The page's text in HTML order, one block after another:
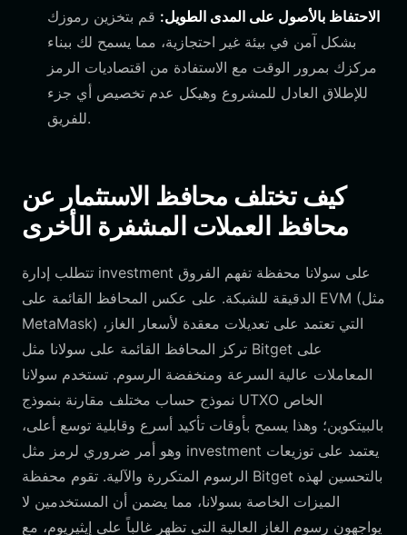
الاحتفاظ بالأصول على المدى الطويل: قم بتخزين رموزك
بشكل آمن في بيئة غير احتجازية، مما يسمح لك ببناء
مركزك بمرور الوقت مع الاستفادة من اقتصاديات الرمز
للإطلاق العادل للمشروع وهيكل عدم تخصيص أي جزء
للفريق.
كيف تختلف محافظ الاستثمار عن
محافظ العملات المشفرة الأخرى
investment
الدقيقة للشبكة. على عكس المحافظ القائمة على EVM (مثل
MetaMask) التي تعتمد على تعديلات معقدة لأسعار الغاز،
تركز المحافظ القائمة على سولانا مثل Bitget على
المعاملات عالية السرعة ومنخفضة الرسوم. تستخدم سولانا
نموذج حساب مختلف مقارنة بنموذج UTXO الخاص
بالبيتكوين؛ وهذا يسمح بأوقات تأكيد أسرع وقابلية توسع أعلى،
investment
الرسوم المتكررة والآلية. تقوم محفظة Bitget بالتحسين لهذه
الميزات الخاصة بسولانا، مما يضمن أن المستخدمين لا
يواجهون رسوم الغاز العالية التي تظهر غالباً على إيثيريوم، مع